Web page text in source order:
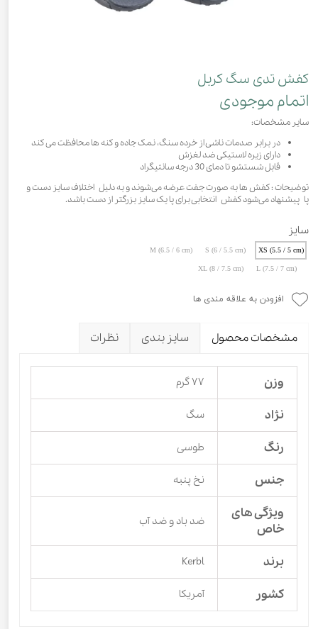
کفش تدی سگ کربل
اتمام موجودی
سایر مشخصات:
در برابر صدمات ناشی از خرده سنگ، نمک جاده و کنه ها محافظت می کند
دارای زیره لاستیکی ضد لغزش
قابل شستشو تا دمای 30 درجه سانتیگراد
توضیحات : کفش ها به صورت جفت عرضه می‌شوند و به دلیل اختلاف سایز دست و
پا پیشنهاد می‌شود کفش انتخابی برای پا یک سایز بزرگتر از دست باشد.
سایز
XS (5.5 / 5 cm)
S (6 / 5.5 cm)
M (6.5 / 6 cm)
L (7.5 / 7 cm)
XL (8 / 7.5 cm)
افزودن به علاقه مندی ها
مشخصات محصول سایز بندی نظرات
وزن ۷۷ گرم
نژاد سگ
رنگ طوسی
جنس نخ پنبه
ویژگی های
خاص
ضد باد و ضد آب
برند Kerbl
کشور آمریکا